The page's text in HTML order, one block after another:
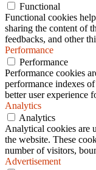
Functional
Functional cookies
sharing the content of
feedbacks, and other
Performance
Performance
Performance cookies
performance indexes
better user experience
Analytics
Analytics
Analytical cookies are
the website. These
number of visitors,
Advertisement